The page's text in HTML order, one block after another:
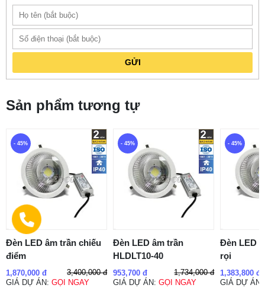
GỬI
Sản phẩm tương tự
- 45%
Đèn LED âm trần chiếu
điểm
1,870,000 đ
3,400,000 đ
GIÁ DỰ ÁN: GỌI NGAY
- 45%
Đèn LED âm trần
HLDLT10-40
953,700 đ
1,734,000 đ
GIÁ DỰ ÁN:GỌI NGAY
- 45%
Đèn LED
rọi
1,383,800 đ
GIÁ DỰ